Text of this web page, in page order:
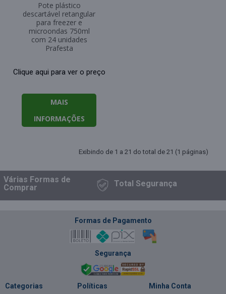
Pote plástico
descartável retangular
para freezer e
microondas 750ml
com 24 unidades
Prafesta
Clique aqui para ver o preço
MAIS
INFORMAÇÕES
Exibindo de 1 a 21 do total de 21 (1 páginas)
Formasde
TotalSegurança
Formas de Pagamento
Segurança
Categorias Políticas Minha Conta